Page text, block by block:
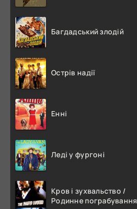
Багдадський злодій
Острів надії
Енні
Леді у фургоні
Кров і зухвальство /
Родинне пограбування